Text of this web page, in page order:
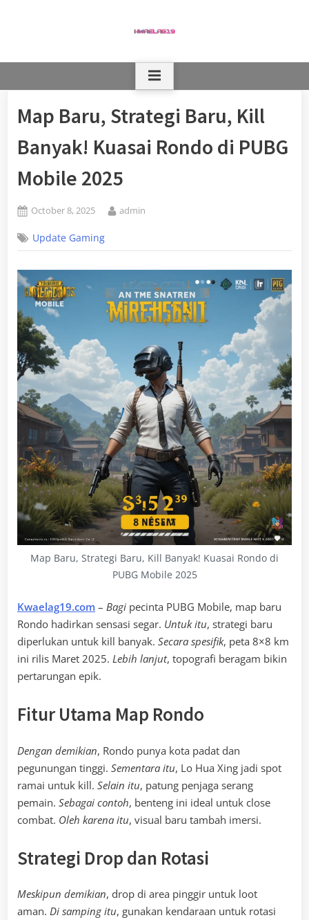
Map Baru, Strategi Baru, Kill
Banyak! Kuasai Rondo di PUBG
Mobile 2025
Posted
October 8, 2025 By
admin
Update Gaming
Map Baru, Strategi Baru, Kill Banyak! Kuasai Rondo di
PUBG Mobile 2025
Kwaelag19.com – Bagi pecinta PUBG Mobile, map baru
Rondo hadirkan sensasi segar. Untuk itu, strategi baru
diperlukan untuk kill banyak. Secara spesifik, peta 8×8 km
ini rilis Maret 2025. Lebih lanjut, topografi beragam bikin
pertarungan epik.
Fitur Utama Map Rondo
Dengan demikian, Rondo punya kota padat dan
pegunungan tinggi. Sementara itu, Lo Hua Xing jadi spot
ramai untuk kill. Selain itu, patung penjaga serang
pemain. Sebagai contoh, benteng ini ideal untuk close
combat. Oleh karena itu, visual baru tambah imersi.
Strategi Drop dan Rotasi
Meskipun demikian, drop di area pinggir untuk loot
aman. Di samping itu, gunakan kendaraan untuk rotasi